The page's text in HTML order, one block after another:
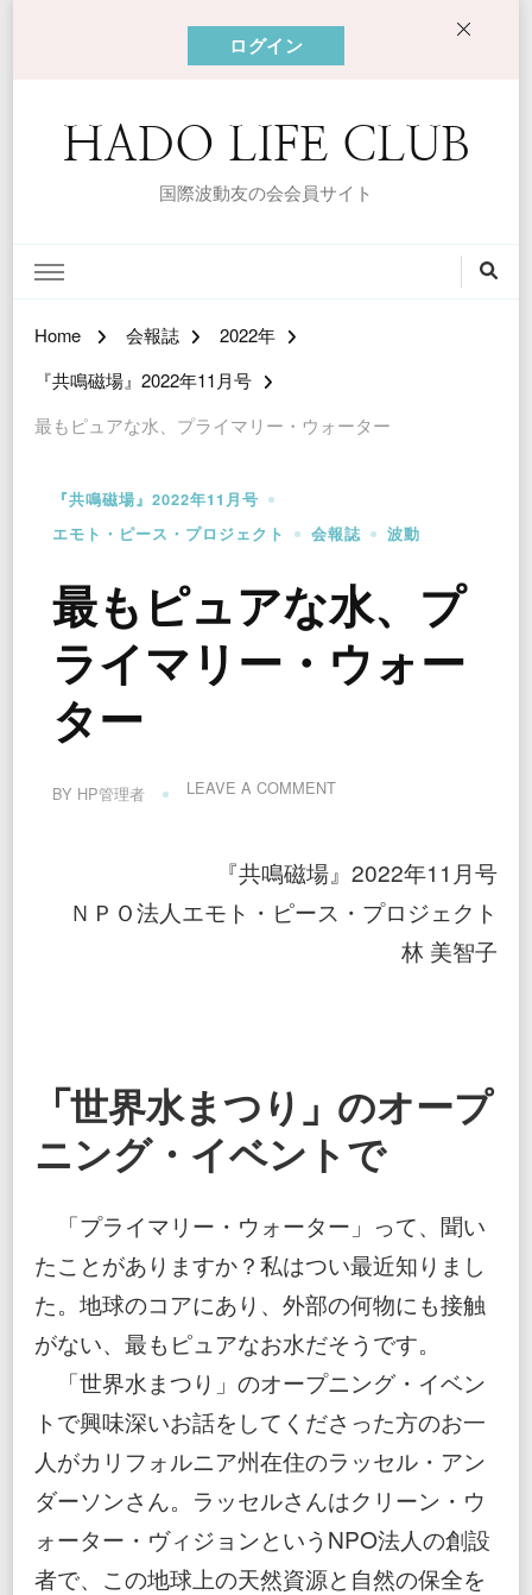
ログイン
HADO LIFE CLUB
国際波動友の会会員サイト
Home 会報誌
2022年
『共鳴磁場』2022年11月号
最もピュアな水、プライマリー・ウォーター
『共鳴磁場』2022年11月号
エモト・ピース・プロジェクト
会報誌 波動
最もピュアな水、プ
ライマリー・ウォー
ター
BY HP管理者 LEAVE A COMMENTON
ュ
な
ウ
ォ
ー
『共鳴磁場』2022年11月号
ＮＰＯ法人エモト・ピース・プロジェクト
林 美智子
「世界水まつり」のオープ
ニング・イベントで
「プライマリー・ウォーター」って、聞い
たことがありますか？私はつい最近知りまし
た。地球のコアにあり、外部の何物にも接触
がない、最もピュアなお水だそうです。
「世界水まつり」のオープニング・イベン
トで興味深いお話をしてくださった方のお一
人がカリフォルニア州在住のラッセル・アン
ダーソンさん。ラッセルさんはクリーン・ウ
ォーター・ヴィジョンというNPO法人の創設
者で、この地球上の天然資源と自然の保全を